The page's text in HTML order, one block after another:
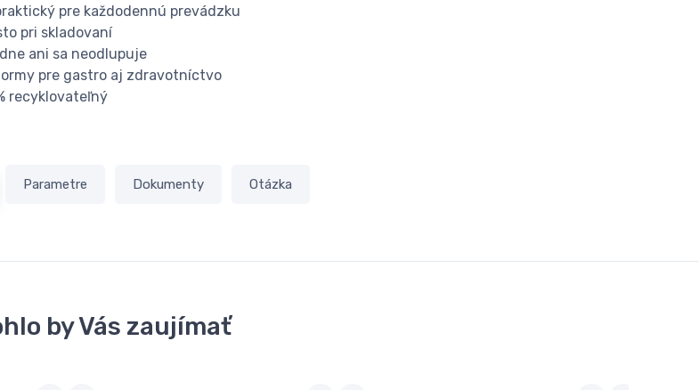
pre každodennú prevádzku
pri skladovaní
ani sa neodlupuje
pre gastro aj zdravotníctvo
recyklovateľný
Parametre Dokumenty Otázka
by Vás zaujímať